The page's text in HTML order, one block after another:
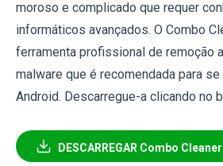
moroso e complicado que requer
informáticos avançados. O Combo
ferramenta profissional de remoção
malware que é recomendada para
Android. Descarregue-a clicando no
DESCARREGAR Combo